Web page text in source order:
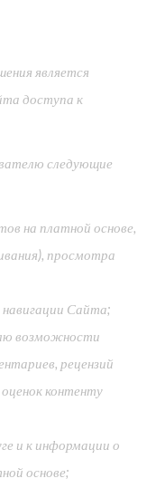
является
доступа к
следующие
на платной основе,
просмотра
Сайта;
возможности
рецензий
контенту
и к информации о
основе;